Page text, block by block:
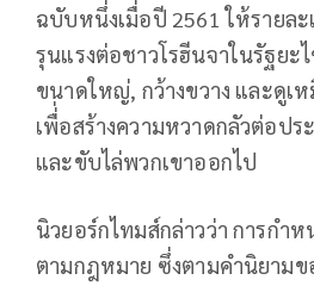
ฉบับหนึ่งเมื่อปี 2561 ให้รายละ
รุนแรงต่อชาวโรฮีนจาในรัฐยะ
ขนาดใหญ่, กว้างขวาง และดูเ
เพื่่อสร้างความหวาดกลัวต่อปร
และขับไล่พวกเขาออกไป
นิวยอร์กไทมส์กล่าวว่า การกำ
ตามกฎหมาย ซึ่งตามคำนิยามข